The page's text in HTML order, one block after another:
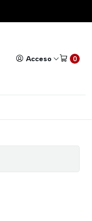
Acceso 0
PLUS
AHORA